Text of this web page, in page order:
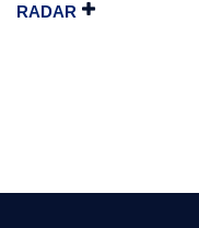
RADAR